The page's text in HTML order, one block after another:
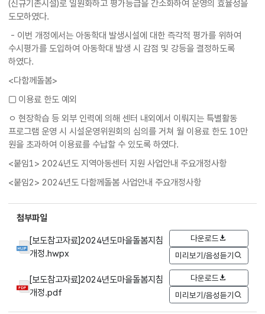
(신규기존시설)로 일원화하고 평가등급을 간소화하여 운영의 효율성을
도모하였다.
- 이번 개정에서는 아동학대 발생시설에 대한 즉각적 평가를 위하여
수시평가를 도입하여 아동학대 발생 시 감점 및 강등을 결정하도록
하였다.
<다함께돌봄>
□ 이용료 한도 예외
ㅇ 현장학습 등 외부 인력에 의해 센터 내외에서 이뤄지는 특별활동
프로그램 운영 시 시설운영위원회의 심의를 거쳐 월 이용료 한도 10만
원을 초과하여 이용료를 수납할 수 있도록 하였다.
<붙임1> 2024년도 지역아동센터 지원 사업안내 주요개정사항
<붙임2> 2024년도 다함께돌봄 사업안내 주요개정사항
첨부파일
[보도참고자료]2024년도마을돌봄지침
개정.hwpx
다운로드
미리보기/음성듣기
[보도참고자료]2024년도마을돌봄지침
개정.pdf
다운로드
미리보기/음성듣기